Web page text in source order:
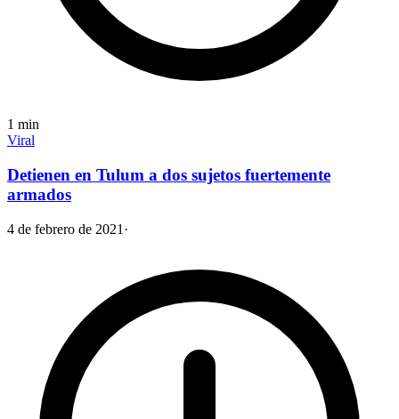
1 min
Viral
Detienen en Tulum a dos sujetos fuertemente
armados
4 de febrero de 2021 ·